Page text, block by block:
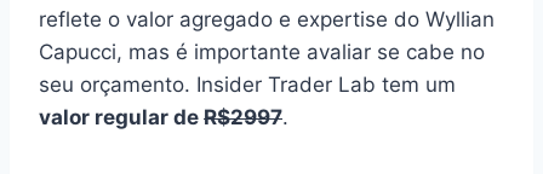
reflete o valor agregado e expertise do Wyllian
Capucci, mas é importante avaliar se cabe no
seu orçamento. Insider Trader Lab tem um
valor regular de R$2997.